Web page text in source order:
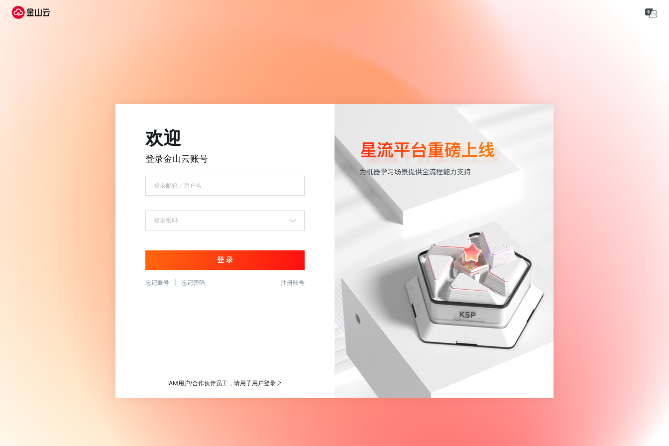
欢迎
登录金山云账号
忘记账号 忘记密码 注册账号
IAM用户/合作伙伴员工，请用子用户登录